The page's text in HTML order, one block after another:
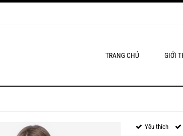
TRANG CHỦ GIỚI
Yêu thích